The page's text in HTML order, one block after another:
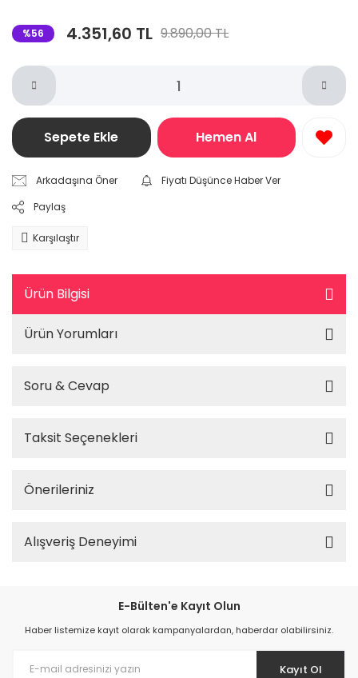
%56 4.351,60 TL 9.890,00 TL
Sepete Ekle Hemen Al
Arkadaşına Öner
Fiyatı Düşünce Haber Ver
Paylaş
Karşılaştır
Ürün Bilgisi
Ürün Yorumları
Soru & Cevap
Taksit Seçenekleri
Önerileriniz
Alışveriş Deneyimi
E-Bülten'e Kayıt Olun
Haber listemize kayıt olarak kampanyalardan, haberdar olabilirsiniz.
Kayıt Ol